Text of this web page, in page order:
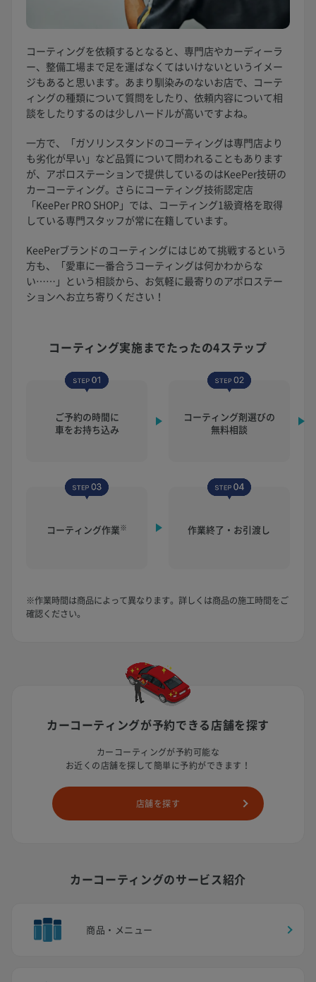
コーティングを依頼するとなると、専門店やカーディーラ
ー、整備工場まで足を運ばなくてはいけないというイメー
ジもあると思います。あまり馴染みのないお店で、コーテ
ィングの種類について質問をしたり、依頼内容について相
談をしたりするのは少しハードルが高いですよね。
一方で、「ガソリンスタンドのコーティングは専門店より
も劣化が早い」など品質について問われることもあります
が、アポロステーションで提供しているのはKeePer技研の
カーコーティング。さらにコーティング技術認定店
「KeePer PRO SHOP」では、コーティング1級資格を取得
している専門スタッフが常に在籍しています。
KeePerブランドのコーティングにはじめて挑戦するという
方も、「愛車に一番合うコーティングは何かわからな
い……」という相談から、お気軽に最寄りのアポロステー
ションへお立ち寄りください！
コーティング実施までたったの4ステップ
ご予約の時間に
車をお持ち込み
コーティング剤選びの
無料相談
コーティング作業※ 作業終了・お引渡し
※作業時間は商品によって異なります。詳しくは商品の施工時間をご
確認ください。
カーコーティングが予約できる店舗を探す
カーコーティングが予約可能な
お近くの店舗を探して簡単に予約ができます！
店舗を探す
カーコーティングのサービス紹介
商品・メニュー